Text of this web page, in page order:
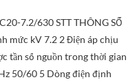
7.2/630 STT THÔNG SỐ
mức kV 7.2 2 Điện áp chịu
tần số nguồn trong thời gian
50/60 5 Dòng điện định